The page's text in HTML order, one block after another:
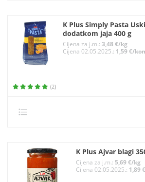
K Plus Simply Pasta
dodatkom jaja 400 g
Cijena za j.m.: 3,48 €/kg
Cijena 02.05.2025.: 1,59 €/
(2)
K Plus Ajvar blagi
Cijena za j.m.: 5,69 €/kg
Cijena 02.05.2025.: 1,89